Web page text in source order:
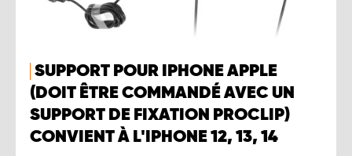
SUPPORT POUR IPHONE APPLE
(DOIT ÊTRE COMMANDÉ AVEC UN
SUPPORT DE FIXATION PROCLIP)
CONVIENT À L'IPHONE 12, 13, 14